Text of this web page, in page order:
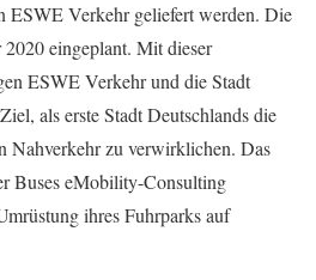
ESWE Verkehr geliefert werden. Die
eingeplant. Mit dieser
ESWE Verkehr und die Stadt
als erste Stadt Deutschlands die
Nahverkehr zu verwirklichen. Das
Buses eMobility-Consulting
ihres Fuhrparks auf